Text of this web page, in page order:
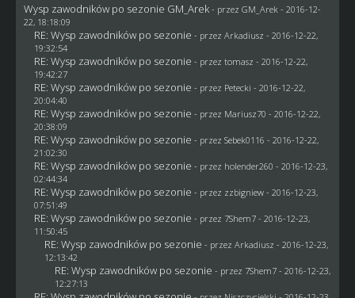
Wysp zawodników po sezonie GM_Arek - przez GM_Arek - 2016-12-
22, 18:18:09
RE: Wysp zawodników po sezonie - przez Arkadiusz - 2016-12-22,
19:32:54
RE: Wysp zawodników po sezonie - przez tomasz - 2016-12-22,
19:42:27
RE: Wysp zawodników po sezonie - przez Petecki - 2016-12-22,
20:04:40
RE: Wysp zawodników po sezonie - przez Mariusz70 - 2016-12-22,
20:38:09
RE: Wysp zawodników po sezonie - przez Sebek0116 - 2016-12-22,
21:02:30
RE: Wysp zawodników po sezonie - przez holender260 - 2016-12-23,
02:44:34
RE: Wysp zawodników po sezonie - przez zzbigniew- 2016-12-23,
07:51:49
RE: Wysp zawodników po sezonie - przez 7Shem7- 2016-12-23,
11:50:45
RE: Wysp zawodników po sezonie - przez Arkadiusz - 2016-12-23,
12:13:42
RE: Wysp zawodników po sezonie - przez 7Shem7- 2016-12-23,
12:27:13